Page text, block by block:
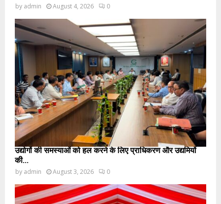
by admin August 4, 2026 0
उद्योगों की समस्याओं को हल करने के लिए प्राधिकरण और उद्यमियों
की...
by admin August 3, 2026 0